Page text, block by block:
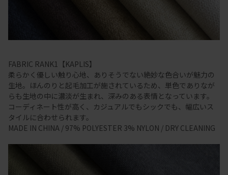
FABRIC RANK1【KAPLIS】
柔らかく優しい触り心地、ありそうでない絶妙な色合いが魅力の
生地。ほんのりと起毛加工が施されているため、単色でありなが
らも生地の中に濃淡が生まれ、深みのある表情となっています。
コーディネート性が高く、カジュアルでもシックでも、幅広いス
タイルに合わせられます。
MADE IN CHINA / 97% POLYESTER 3% NYLON / DRY CLEANING